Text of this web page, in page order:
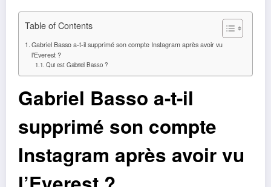
Table of Contents
Gabriel Basso a-t-il supprimé son compte Instagram après avoir vu
l’Everest ?
Qui est Gabriel Basso ?
Gabriel Basso a-t-il
supprimé son compte
Instagram après avoir vu